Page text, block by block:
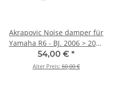
Akrapovic Noise damper für
Yamaha R6 - BJ. 2006 > 2026
(V-TUV158)
54,00 € *
Alter Preis: 60,00 €